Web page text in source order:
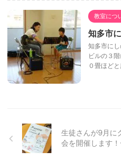
教室につ
知多市
知多市に
ビルの３
０畳ほど
生徒さんが9月に
会を開催します